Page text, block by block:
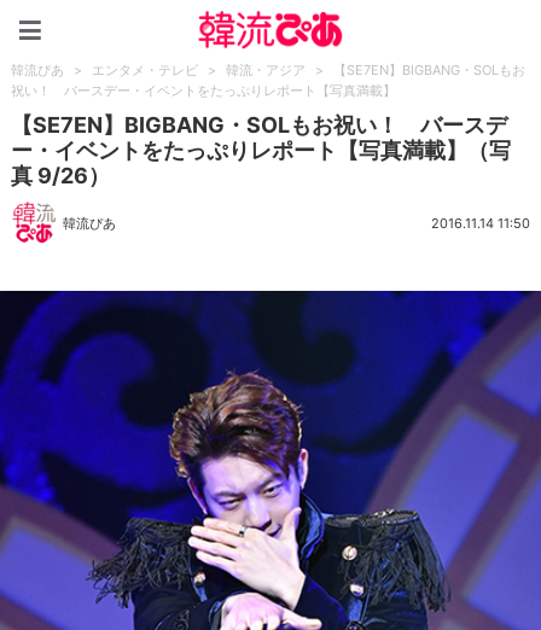
韓流ぴあ > エンタメ・テレビ > 韓流・アジア >
【SE7EN】BIGBANG・SOLもお
祝い！ バースデー・イベントをたっぷりレポート【写真満載】
【SE7EN】BIGBANG・SOLもお祝い！ バースデ
ー・イベントをたっぷりレポート【写真満載】（写
真 9/26）
韓流ぴあ 2016.11.14 11:50